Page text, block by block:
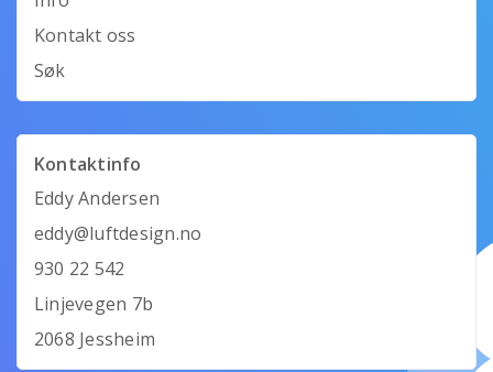
Kontakt oss
Søk
Kontaktinfo
Eddy Andersen
eddy@luftdesign.no
930 22 542
Linjevegen 7b
2068 Jessheim